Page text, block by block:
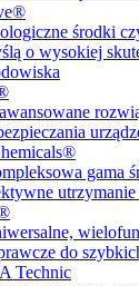
środki
o wysokiej
gama
do
Technic